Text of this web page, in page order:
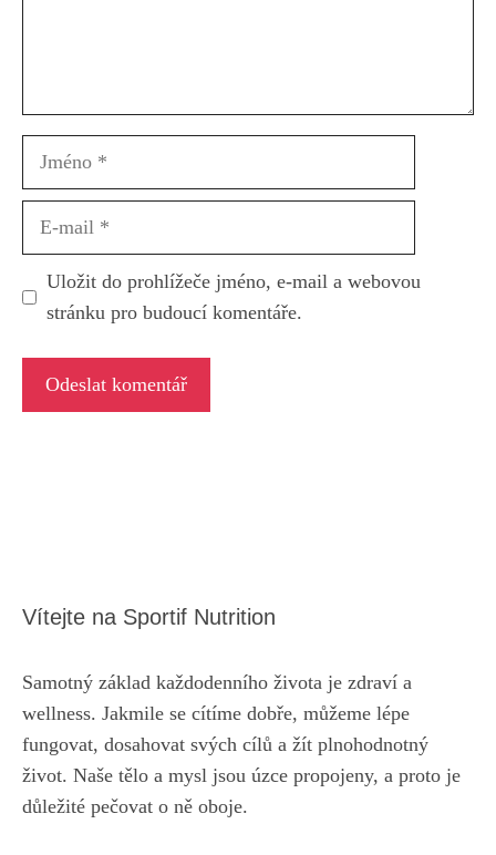
Jméno
Uložit do prohlížeče jméno, e-mail a webovou
stránku pro budoucí komentáře.
Vítejte na Sportif Nutrition
Samotný základ každodenního života je zdraví a
wellness. Jakmile se cítíme dobře, můžeme lépe
fungovat, dosahovat svých cílů a žít plnohodnotný
život. Naše tělo a mysl jsou úzce propojeny, a proto je
důležité pečovat o ně oboje.